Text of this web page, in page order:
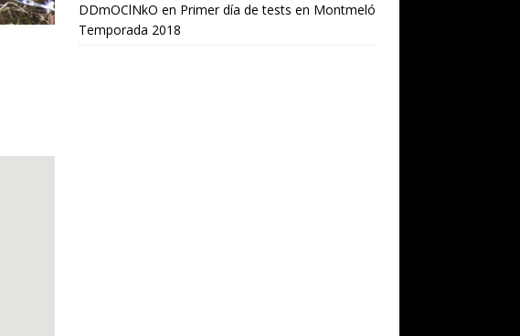
DDmOClNkO en Primer día de tests en Montmeló
Temporada 2018